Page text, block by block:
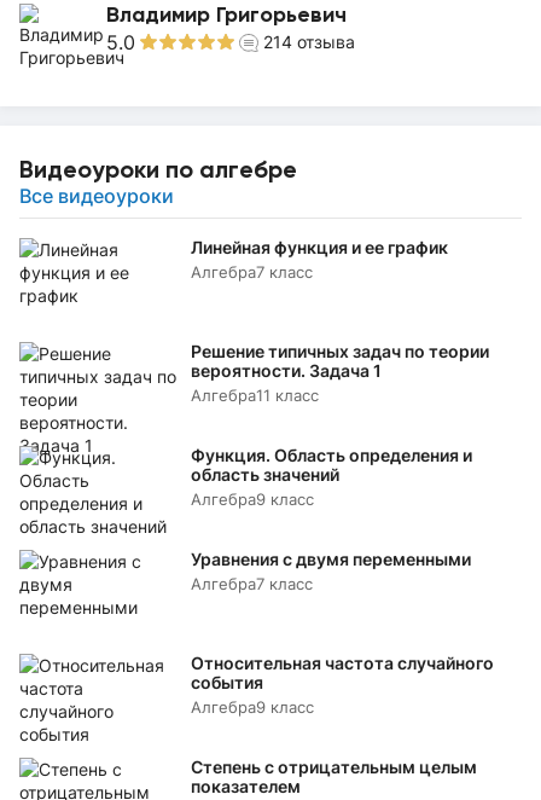
Владимир Григорьевич
5.0 214 отзыва
Видеоуроки по алгебре
Все видеоуроки
Линейная функция и ее график
Алгебра7 класс
Решение типичных задач по теории
вероятности. Задача 1
Алгебра11 класс
Функция. Область определения и
область значений
Алгебра9 класс
Уравнения с двумя переменными
Алгебра7 класс
Относительная частота случайного
события
Алгебра9 класс
Степень с отрицательным целым
показателем